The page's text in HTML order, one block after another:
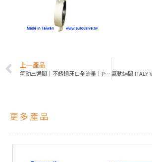
上一產品
氣動三通閥｜不銹鋼牙口全流量｜Prisma塑膠PP系列｜輕量｜抗腐蝕
更多產品